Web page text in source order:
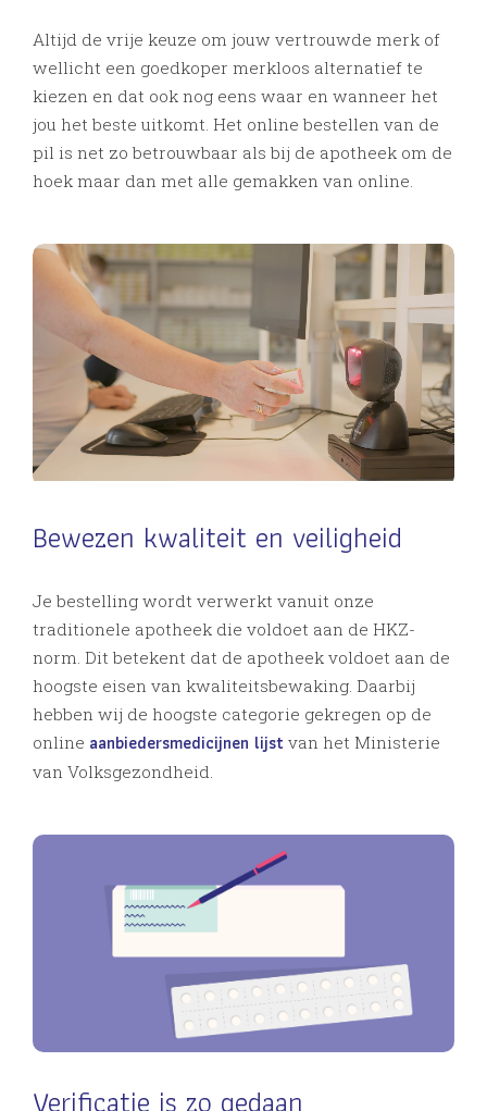
Altijd de vrije keuze om jouw vertrouwde merk of
wellicht een goedkoper merkloos alternatief te
kiezen en dat ook nog eens waar en wanneer het
jou het beste uitkomt. Het online bestellen van de
pil is net zo betrouwbaar als bij de apotheek om de
hoek maar dan met alle gemakken van online.
Bewezen kwaliteit en veiligheid
Je bestelling wordt verwerkt vanuit onze
traditionele apotheek die voldoet aan de HKZ-
norm. Dit betekent dat de apotheek voldoet aan de
hoogste eisen van kwaliteitsbewaking. Daarbij
hebben wij de hoogste categorie gekregen op de
online aanbiedersmedicijnen lijst van het Ministerie
van Volksgezondheid.